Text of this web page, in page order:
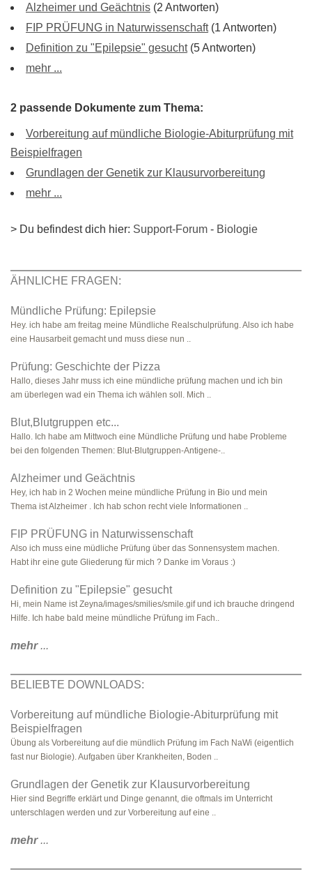
Alzheimer und Geächtnis (2 Antworten)
FIP PRÜFUNG in Naturwissenschaft(1 Antworten)
Definition zu "Epilepsie" gesucht(5 Antworten)
mehr ...
2 passende Dokumente zum Thema:
Vorbereitung auf mündliche Biologie-Abiturprüfung mit
Beispielfragen
Grundlagen der Genetik zur Klausurvorbereitung
mehr ...
> Du befindest dich hier: Support-Forum - Biologie
ÄHNLICHE FRAGEN:
Mündliche Prüfung: Epilepsie
Hey. ich habe am freitag meine Mündliche Realschulprüfung. Also ich habe
eine Hausarbeit gemacht und muss diese nun ..
Prüfung: Geschichte der Pizza
Hallo, dieses Jahr muss ich eine mündliche prüfung machen und ich bin
am überlegen wad ein Thema ich wählen soll. Mich ..
Blut,Blutgruppen etc...
Hallo. Ich habe am Mittwoch eine Mündliche Prüfung und habe Probleme
bei den folgenden Themen: Blut-Blutgruppen-Antigene-..
Alzheimer und Geächtnis
Hey, ich hab in 2 Wochen meine mündliche Prüfung in Bio und mein
Thema ist Alzheimer . Ich hab schon recht viele Informationen ..
FIP PRÜFUNG in Naturwissenschaft
Also ich muss eine müdliche Prüfung über das Sonnensystem machen.
Habt ihr eine gute Gliederung für mich ? Danke im Voraus :)
Definition zu "Epilepsie" gesucht
Hi, mein Name ist Zeyna/images/smilies/smile.gif und ich brauche dringend
Hilfe. Ich habe bald meine mündliche Prüfung im Fach..
mehr...
BELIEBTE DOWNLOADS:
Vorbereitung auf mündliche Biologie-Abiturprüfung mit
Beispielfragen
Übung als Vorbereitung auf die mündlich Prüfung im Fach NaWi (eigentlich
fast nur Biologie). Aufgaben über Krankheiten, Boden ..
Grundlagen der Genetik zur Klausurvorbereitung
Hier sind Begriffe erklärt und Dinge genannt, die oftmals im Unterricht
unterschlagen werden und zur Vorbereitung auf eine ..
mehr...